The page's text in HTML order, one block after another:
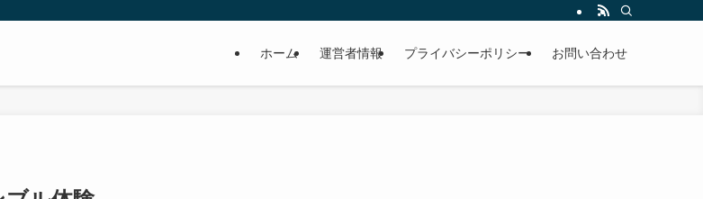
ホーム 運営者情報 プライバシーポリシー お問い合わせ